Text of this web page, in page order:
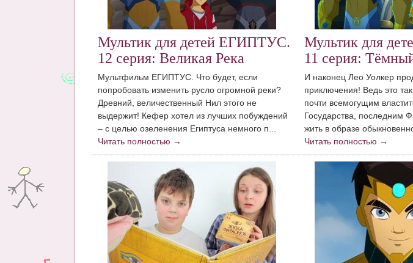
Мультик для детей ЕГИПТУС.
12 серия: Великая Река
Мультфильм ЕГИПТУС. Что будет, если
попробовать изменить русло огромной реки?
Древний, величественный Нил этого не
выдержит! Кефер хотел из лучших побуждений
– с целью озеленения Египтуса немного п...
Читать полностью →
Мультик для
11 серия:
И наконец Лео Уолкер
приключения! Ведь это
почти всемогущим
Государства, последним
жить в образе
Читать полностью →